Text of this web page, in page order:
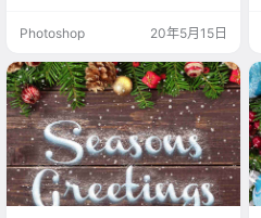
精心筛选，助你打造炫酷文字logo
师对mockups样机素材的各种需
求。
Photoshop 20年5月15日